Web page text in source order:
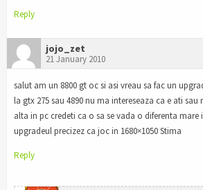
Reply
jojo_zet
21 January 2010
salut am un 8800 gt oc si asi vreau sa fac un
la gtx 275 sau 4890 nu ma intereseaza ca e ati
alta in pc credeti ca o sa se vada o diferenta
upgradeul precizez ca joc in 1680×1050 Stima
Reply